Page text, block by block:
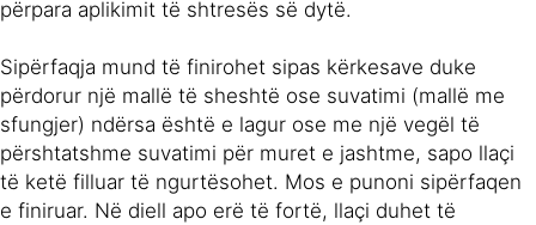
përpara aplikimit të shtresës së dytë.
Sipërfaqja mund të finirohet sipas kërkesave duke
përdorur një mallë të sheshtë ose suvatimi (mallë me
sfungjer) ndërsa është e lagur ose me një vegël të
përshtatshme suvatimi për muret e jashtme, sapo llaçi
të ketë filluar të ngurtësohet. Mos e punoni sipërfaqen
e finiruar. Në diell apo erë të fortë, llaçi duhet të